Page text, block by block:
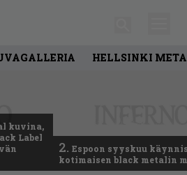
HELLSINKI
kuvina,
Label
2. Espoon syyskuu
kotimaisen black metalin